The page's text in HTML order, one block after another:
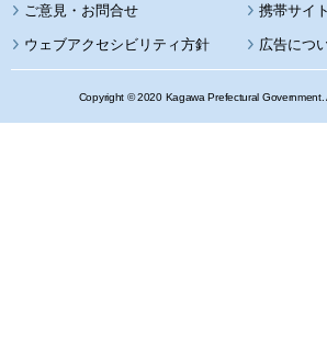
携帯サイト
ウェブアクセシビリティ方針 広告につ
Copyright © 2020 Kagawa Prefectural Government.